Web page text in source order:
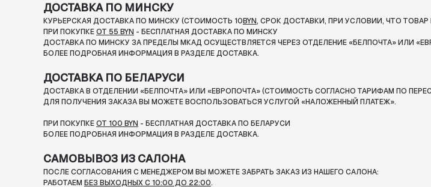
ДОСТАВКА ПО МИНСКУ
КУРЬЕРСКАЯ ДОСТАВКА ПО МИНСКУ (СТОИМОСТЬ 10BYN, СРОК ДОСТАВКИ, ПРИ УСЛОВИИ, ЧТО ТОВАР
ПРИ ПОКУПКЕОТ 55 BYN - БЕСПЛАТНАЯ ДОСТАВКА ПО МИНСКУ
ДОСТАВКА ПО МИНСКУ ЗА ПРЕДЕЛЫ МКАД ОСУЩЕСТВЛЯЕТСЯ ЧЕРЕЗ ОТДЕЛЕНИЕ «БЕЛПОЧТА»ИЛИ
БОЛЕЕ ПОДРОБНАЯ ИНФОРМАЦИЯ В РАЗДЕЛЕ ДОСТАВКА.
ДОСТАВКА ПО БЕЛАРУСИ
ДОСТАВКА В ОТДЕЛЕНИИ «БЕЛПОЧТА» ИЛИ «ЕВРОПОЧТА» (СТОИМОСТЬ СОГЛАСНО ТАРИФАМ ПО
ДЛЯ ПОЛУЧЕНИЯ ЗАКАЗА ВЫ МОЖЕТЕ ВОСПОЛЬЗОВАТЬСЯ УСЛУГОЙ «НАЛОЖЕННЫЙ ПЛАТЕЖ».
ПРИ ПОКУПКЕОТ 100 BYN - БЕСПЛАТНАЯ ДОСТАВКА ПО БЕЛАРУСИ
БОЛЕЕ ПОДРОБНАЯ ИНФОРМАЦИЯ В РАЗДЕЛЕ ДОСТАВКА.
САМОВЫВОЗ ИЗ САЛОНА
ПОСЛЕ СОГЛАСОВАНИЯ С МЕНЕДЖЕРОМ ВЫ МОЖЕТЕ ЗАБРАТЬ ЗАКАЗ ИЗ НАШЕГО САЛОНА:
РАБОТАЕМ БЕЗ ВЫХОДНЫХ С 10:00 ДО 22:00.